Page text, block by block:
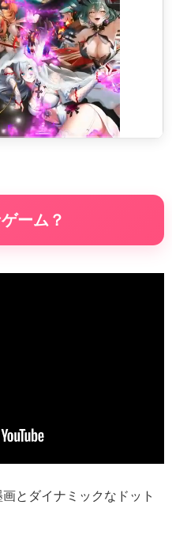
ーム？
とダイナミックなドット